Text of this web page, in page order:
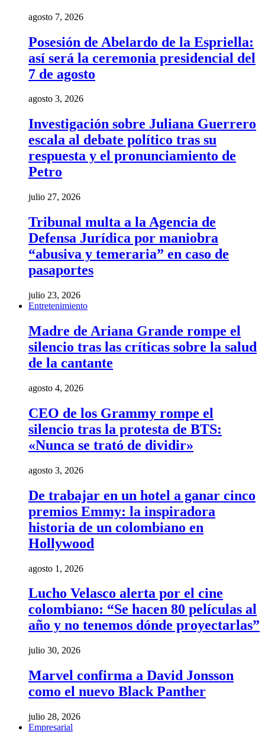
agosto 7, 2026
Posesión de Abelardo de la Espriella:
así será la ceremonia presidencial del
7 de agosto
agosto 3, 2026
Investigación sobre Juliana Guerrero
escala al debate político tras su
respuesta y el pronunciamiento de
Petro
julio 27, 2026
Tribunal multa a la Agencia de
Defensa Jurídica por maniobra
“abusiva y temeraria” en caso de
pasaportes
julio 23, 2026
Entretenimiento
Madre de Ariana Grande rompe el
silencio tras las críticas sobre la salud
de la cantante
agosto 4, 2026
CEO de los Grammy rompe el
silencio tras la protesta de BTS:
«Nunca se trató de dividir»
agosto 3, 2026
De trabajar en un hotel a ganar cinco
premios Emmy: la inspiradora
historia de un colombiano en
Hollywood
agosto 1, 2026
Lucho Velasco alerta por el cine
colombiano: “Se hacen 80 películas al
año y no tenemos dónde proyectarlas”
julio 30, 2026
Marvel confirma a David Jonsson
como el nuevo Black Panther
julio 28, 2026
Empresarial